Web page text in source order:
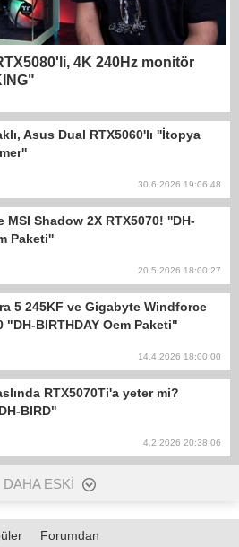
4K 240Hz monitör
Asus Dual RTX5060'lı ''İtopya
30.6.2026 19:06:48
MSI Shadow 2X RTX5070! ''DH-
Paketi''
20.5.2026 18:00:27
5 245KF ve Gigabyte Windforce
"DH-BIRTHDAY Oem Paketi"
14.4.2026 18:00:00
RTX5070Ti'a yeter mi?
BIRD"
4.2.2026 20:38:06
DAHA ESKİ
Forumdan